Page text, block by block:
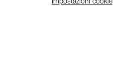
Impostazioni cookie